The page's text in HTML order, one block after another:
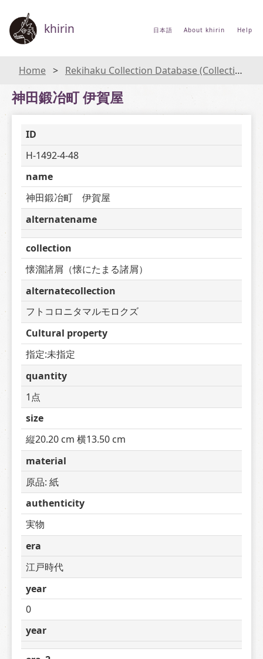
khirin 日本語 About khirin Help
Home Rekihaku Collection Database (Collections Database of the National Museum of Japanese History)
神田鍛冶町 伊賀屋
ID
H-1492-4-48
name
神田鍛冶町　伊賀屋
alternatename
collection
懐溜諸屑（懐にたまる諸屑）
alternatecollection
フトコロニタマルモロクズ
Cultural property
指定:未指定
quantity
1点
size
縦20.20 cm 横13.50 cm
material
原品: 紙
authenticity
実物
era
江戸時代
year
0
year